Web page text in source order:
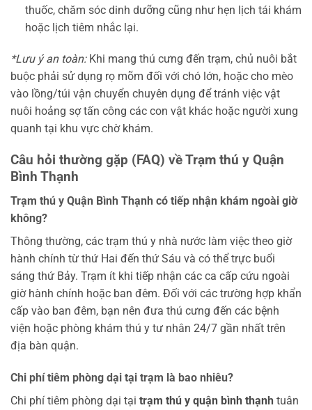
thuốc, chăm sóc dinh dưỡng cũng như hẹn lịch tái khám
hoặc lịch tiêm nhắc lại.
*Lưu ý an toàn:Khi mang thú cưng đến trạm, chủ nuôi bắt
buộc phải sử dụng rọ mõm đối với chó lớn, hoặc cho mèo
vào lồng/túi vận chuyển chuyên dụng để tránh việc vật
nuôi hoảng sợ tấn công các con vật khác hoặc người xung
quanh tại khu vực chờ khám.
Câu hỏi thường gặp (FAQ) về Trạm thú y Quận
Bình Thạnh
Trạm thú y Quận Bình Thạnh có tiếp nhận khám ngoài giờ
không?
Thông thường, các trạm thú y nhà nước làm việc theo giờ
hành chính từ thứ Hai đến thứ Sáu và có thể trực buổi
sáng thứ Bảy. Trạm ít khi tiếp nhận các ca cấp cứu ngoài
giờ hành chính hoặc ban đêm. Đối với các trường hợp khẩn
cấp vào ban đêm, bạn nên đưa thú cưng đến các bệnh
viện hoặc phòng khám thú y tư nhân 24/7 gần nhất trên
địa bàn quận.
Chi phí tiêm phòng dại tại trạm là bao nhiêu?
Chi phí tiêm phòng dại tại trạm thú y quận bình thạnh tuân